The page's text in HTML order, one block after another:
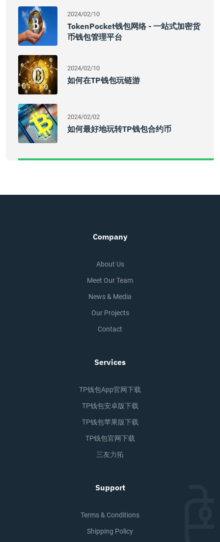
2024/02/10
TokenPocket钱包网络 - 一站式加密货
币钱包管理平台
2024/02/10
如何在TP钱包玩链游
2024/02/02
如何最好地玩转TP钱包合约币
Company
About Us
Meet Our Team
News & Media
Our Projects
Contact
Services
TP钱包app官网下载
TP钱包安卓版下载
TP钱包苹果版下载
TP钱包官网下载
三友力拓
Support
Terms & Conditions
Shipping Policy